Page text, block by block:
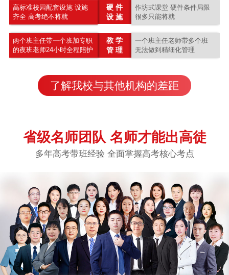
高标准校园配套设施 设施
齐全 高考绝不将就
硬 件
设 施
作坊式课堂 硬件条件局限
很多只能将就
两个班主任带一个班加专职
的夜班老师24小时全程陪护
教 学
管 理
一个班主任老师带多个班
无法做到精细化管理
了解我校与其他机构的差距
省级名师团队 名师才能出高徒
多年高考带班经验 全面掌握高考核心考点